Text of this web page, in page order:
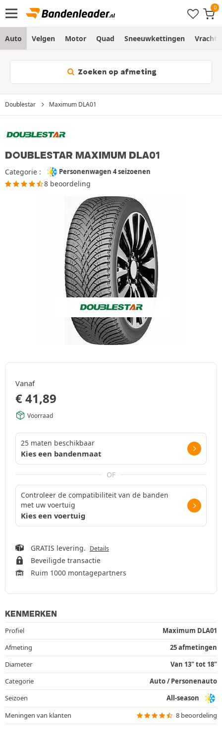
Auto Velgen Motor Quad Sneeuwkettingen
Zoeken op afmeting
Doublestar Maximum DLA01
DOUBLESTAR MAXIMUM DLA01
Categorie : Personenwagen 4 seizoenen
8 beoordeling
Vanaf
€41,89
Voorraad
25 maten beschikbaar
Kies een bandenmaat
OF
Controleer de compatibiliteit van de banden
met uw voertuig
Kies een voertuig
GRATIS levering. Details
Beveiligde transactie
Ruim 1000 montagepartners
KENMERKEN
Profiel
Maximum DLA01
Afmeting
25 afmetingen
Diameter
Van 13" tot 18"
Categorie
Auto / Personenauto
Seizoen
All-season
Meningen van klanten
8 beoordeling